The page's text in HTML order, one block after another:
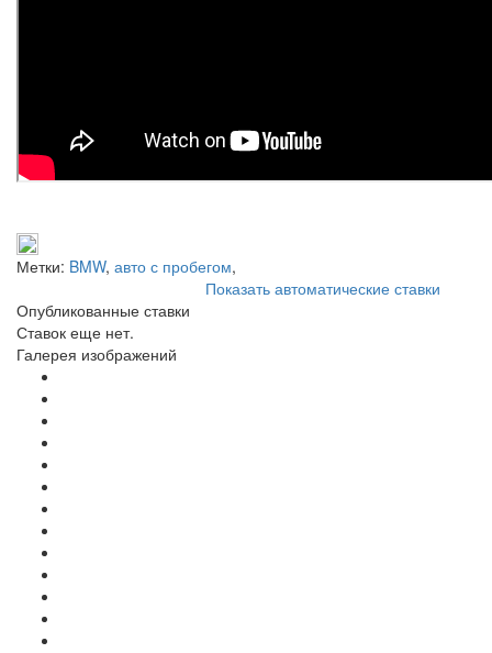
Метки: BMW, авто с пробегом,
Показать автоматические ставки
Опубликованные ставки
Ставок еще нет.
Галерея изображений